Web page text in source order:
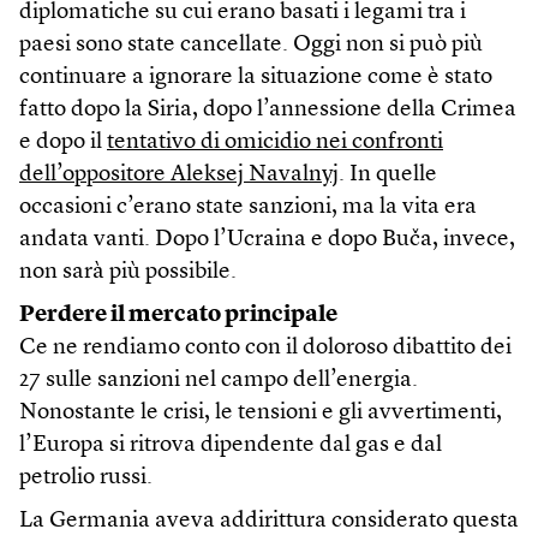
diplomatiche su cui erano basati i legami tra i
paesi sono state cancellate. Oggi non si può più
continuare a ignorare la situazione come è stato
fatto dopo la Siria, dopo l’annessione della Crimea
e dopo il tentativo di omicidio nei confronti
dell’oppositore Aleksej Navalnyj. In quelle
occasioni c’erano state sanzioni, ma la vita era
andata vanti. Dopo l’Ucraina e dopo Buča, invece,
non sarà più possibile.
Perdere il mercato principale
Ce ne rendiamo conto con il doloroso dibattito dei
27 sulle sanzioni nel campo dell’energia.
Nonostante le crisi, le tensioni e gli avvertimenti,
l’Europa si ritrova dipendente dal gas e dal
petrolio russi.
La Germania aveva addirittura considerato questa